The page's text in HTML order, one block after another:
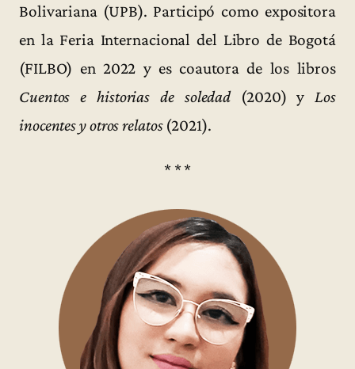
Bolivariana (UPB). Participó como expositora
en la Feria Internacional del Libro de Bogotá
(FILBO) en 2022 y es coautora de los libros
Cuentos e historias de soledad(2020) y Los
inocentes y otros relatos(2021).
* * *